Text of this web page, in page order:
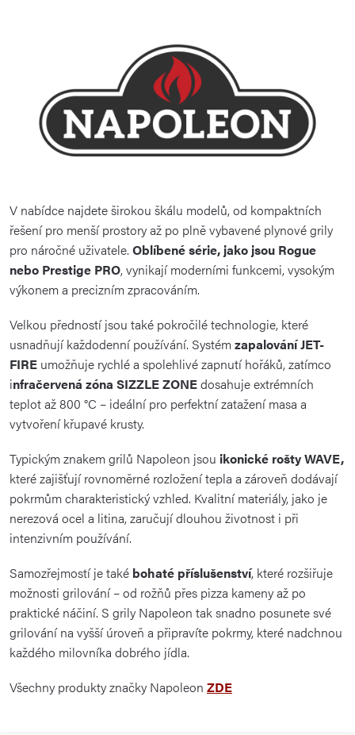
v
ý
p
i
s
u
V nabídce najdete širokou škálu modelů, od kompaktních
řešení pro menší prostory až po plně vybavené plynové grily
pro náročné uživatele. Oblíbené série, jako jsou Rogue
nebo Prestige PRO, vynikají moderními funkcemi, vysokým
výkonem a precizním zpracováním.
Velkou předností jsou také pokročilé technologie, které
usnadňují každodenní používání. Systémzapalování JET-
FIRE umožňuje rychlé a spolehlivé zapnutí hořáků, zatímco
infračervená zóna SIZZLE ZONEdosahuje extrémních
teplot až 800 °C – ideální pro perfektní zatažení masa a
vytvoření křupavé krusty.
Typickým znakem grilů Napoleon jsou ikonické rošty WAVE,
které zajišťují rovnoměrné rozložení tepla a zároveň dodávají
pokrmům charakteristický vzhled. Kvalitní materiály, jako je
nerezová ocel a litina, zaručují dlouhou životnost i při
intenzivním používání.
Samozřejmostí je také bohaté příslušenství, které rozšiřuje
možnosti grilování – od rožňů přes pizza kameny až po
praktické náčiní. S grily Napoleon tak snadno posunete své
grilování na vyšší úroveň a připravíte pokrmy, které nadchnou
každého milovníka dobrého jídla.
Všechny produkty značky Napoleon ZDE